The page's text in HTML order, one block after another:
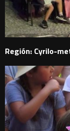
Región: Cyrilo-